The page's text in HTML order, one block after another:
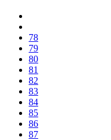
78
79
80
81
82
83
84
85
86
87